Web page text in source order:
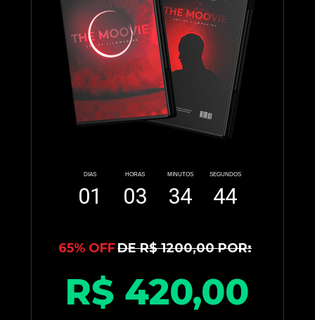
R$ 420,00
DE R$ 1200,00 POR:
65% OFF
DIAS HORAS MINUTOS SEGUNDOS
01 03 34 43